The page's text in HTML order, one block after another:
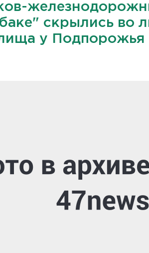
скрылись во
у Подпорожья